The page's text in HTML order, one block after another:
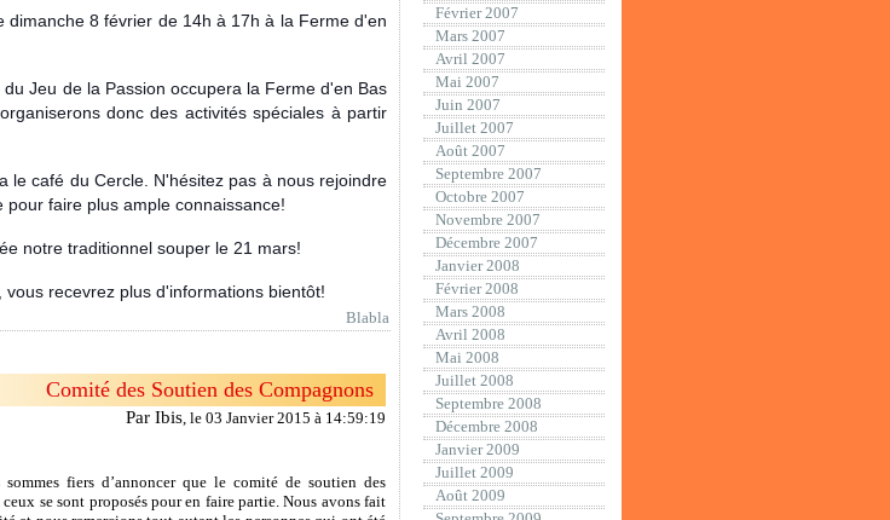
dimanche 8 février de 14h à 17h à la Ferme d'en
Jeu de la Passion occupera la Ferme d'en Bas
donc des activités spéciales à partir
le café du Cercle. N'hésitez pas à nous rejoindre
faire plus ample connaissance!
notre traditionnel souper le 21 mars!
recevrez plus d'informations bientôt!
Blabla
Comité des Soutien des Compagnons
Par Ibis, le 03 Janvier 2015 à 14:59:19
fiers d’annoncer que le comité de soutien des
se sont proposés pour en faire partie. Nous avons fait
Février 2007
Mars 2007
Avril 2007
Mai 2007
Juin 2007
Juillet 2007
Août 2007
Septembre 2007
Octobre 2007
Novembre 2007
Décembre 2007
Janvier 2008
Février 2008
Mars 2008
Avril 2008
Mai 2008
Juillet 2008
Septembre 2008
Décembre 2008
Janvier 2009
Juillet 2009
Août 2009